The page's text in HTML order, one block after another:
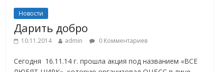
Новости
Дарить добро
10.11.2014 admin 0 Комментариев
Сегодня 16.11.14 г. прошла акция под названием «ВСЕ